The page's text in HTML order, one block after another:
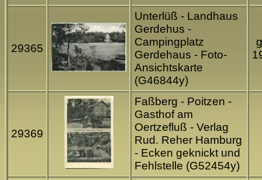
29365
Unterlüß - Landhaus
Gerdehus -
Campingplatz
Gerdehaus - Foto-
Ansichtskarte
(G46844y)
29369
Faßberg - Poitzen -
Gasthof am
Oertzefluß - Verlag
Rud. Reher Hamburg
- Ecken geknickt und
Fehlstelle (G52454y)